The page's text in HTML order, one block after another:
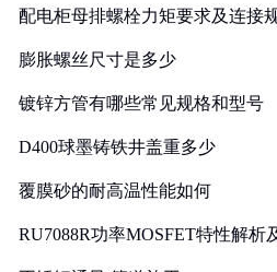
配电柜母排螺栓力矩要求及连接
膨胀螺丝尺寸是多少
镀锌方管有哪些常见规格和型号
D400球墨铸铁井盖重多少
覆膜砂的耐高温性能如何
RU7088R功率MOSFET特性解析